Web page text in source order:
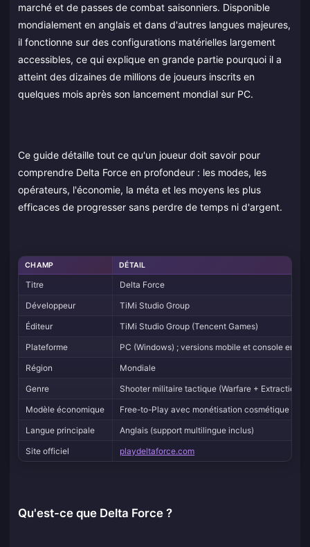
marché et de passes de combat saisonniers. Disponible
mondialement en anglais et dans d'autres langues majeures,
il fonctionne sur des configurations matérielles largement
accessibles, ce qui explique en grande partie pourquoi il a
atteint des dizaines de millions de joueurs inscrits en
quelques mois après son lancement mondial sur PC.
Ce guide détaille tout ce qu'un joueur doit savoir pour
comprendre Delta Force en profondeur : les modes, les
opérateurs, l'économie, la méta et les moyens les plus
efficaces de progresser sans perdre de temps ni d'argent.
CHAMP DÉTAIL
Titre
Delta Force
Développeur
TiMi Studio Group
Éditeur
TiMi Studio Group (Tencent Games)
Plateforme
PC (Windows) ; versions mobile et console en
Région
Mondiale
Genre
Shooter militaire tactique (Warfare + Extraction +
Modèle économique
Free-to-Play avec monétisation cosmétique et
Langue principale
Anglais (support multilingue inclus)
Site officiel
playdeltaforce.com
Qu'est-ce que Delta Force ?